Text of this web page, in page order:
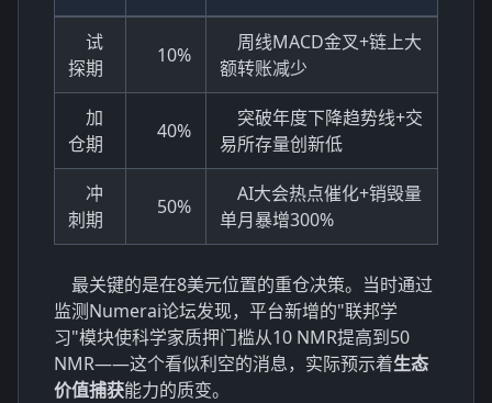
试
探期
10%
周线MACD金叉+链上大
额转账减少
加
仓期
40%
突破年度下降趋势线+交
易所存量创新低
冲
刺期
50%
AI大会热点催化+销毁量
单月暴增300%
最关键的是在8美元位置的重仓决策。当时通过
监测Numerai论坛发现，平台新增的"联邦学
习"模块使科学家质押门槛从10 NMR提高到50
NMR——这个看似利空的消息，实际预示着生态
价值捕获能力的质变。